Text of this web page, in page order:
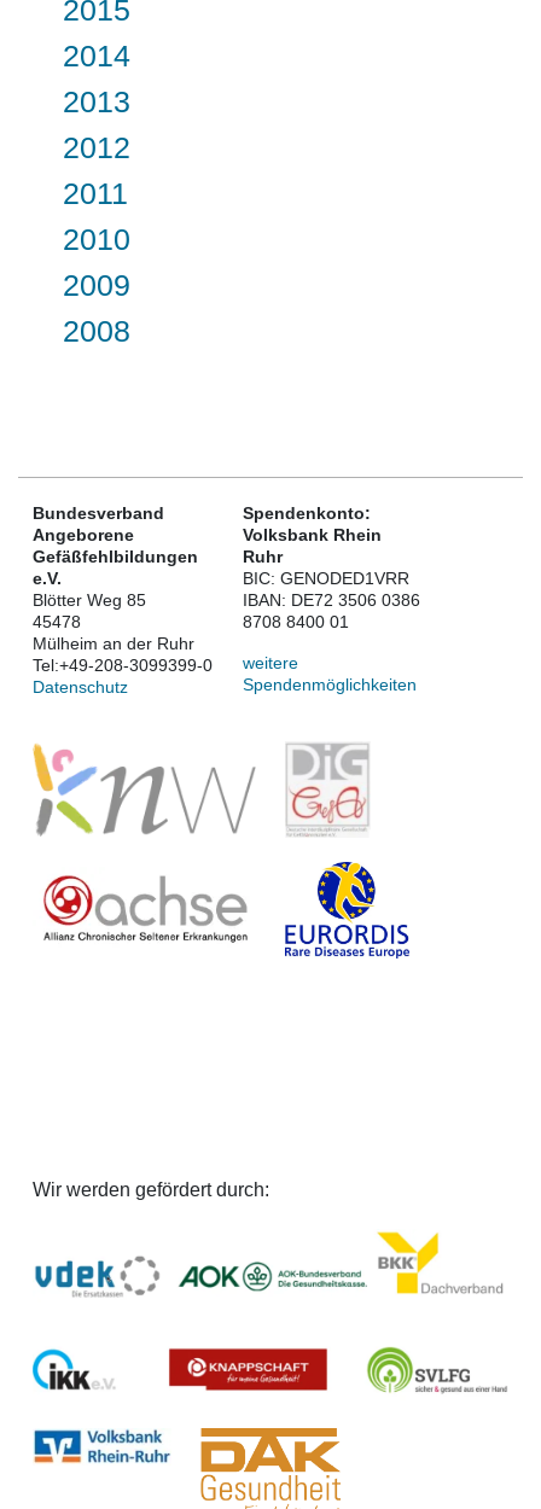
2015
2014
2013
2012
2011
2010
2009
2008
Bundesverband
Angeborene
Gefäßfehlbildungen
e.V.
Blötter Weg 85
45478
Mülheim an der Ruhr
Tel:+49-208-3099399-0
Datenschutz
Spendenkonto:
Volksbank Rhein
Ruhr
BIC: GENODED1VRR
IBAN: DE72 3506 0386
8708 8400 01
weitere
Spendenmöglichkeiten
Wir werden gefördert durch: